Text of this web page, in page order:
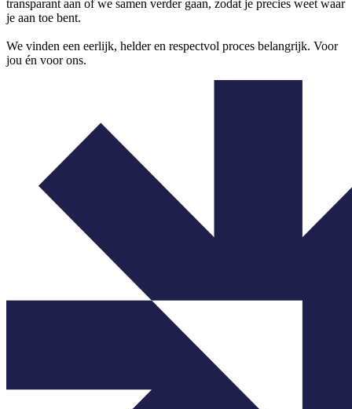
transparant aan of we samen verder gaan, zodat je precies weet waar
je aan toe bent.
We vinden een eerlijk, helder en respectvol proces belangrijk. Voor
jou én voor ons.